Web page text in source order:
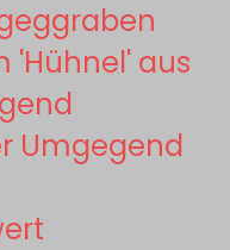
'Hühnel' aus
Umgegend